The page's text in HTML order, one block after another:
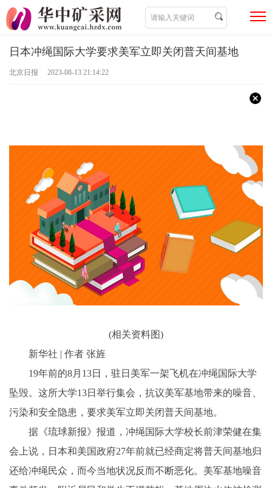
日本冲绳国际大学要求美军立即关闭普天间基地
北京日报 2023-08-13 21:14:22
(相关资料图)
新华社 | 作者 张旌
19年前的8月13日，驻日美军一架飞机在冲绳国际大学
坠毁。这所大学13日举行集会，抗议美军基地带来的噪音、
污染和安全隐患，要求美军立即关闭普天间基地。
据《琉球新报》报道，冲绳国际大学校长前津荣健在集
会上说，日本和美国政府27年前就已经商定将普天间基地归
还给冲绳民众，而今当地状况反而不断恶化。美军基地噪音